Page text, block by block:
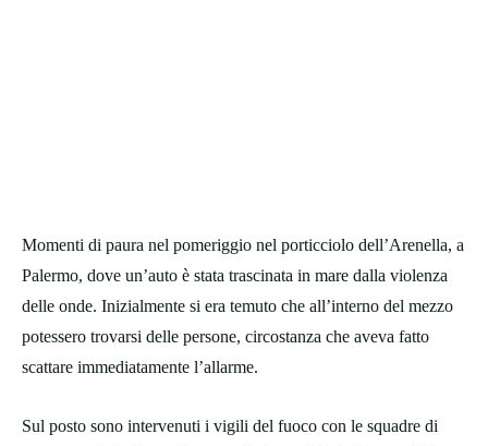
Momenti di paura nel pomeriggio nel porticciolo dell’Arenella, a
Palermo, dove un’auto è stata trascinata in mare dalla violenza
delle onde. Inizialmente si era temuto che all’interno del mezzo
potessero trovarsi delle persone, circostanza che aveva fatto
scattare immediatamente l’allarme.
Sul posto sono intervenuti i vigili del fuoco con le squadre di